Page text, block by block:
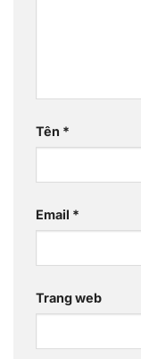
Tên *
Email *
Trang web